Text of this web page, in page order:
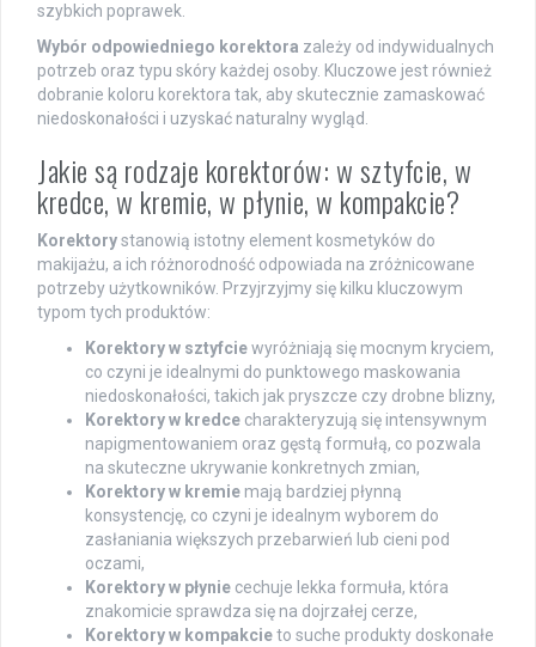
szybkich poprawek.
Wybór odpowiedniego korektora zależy od indywidualnych
potrzeb oraz typu skóry każdej osoby. Kluczowe jest również
dobranie koloru korektora tak, aby skutecznie zamaskować
niedoskonałości i uzyskać naturalny wygląd.
Jakie są rodzaje korektorów: w sztyfcie, w
kredce, w kremie, w płynie, w kompakcie?
Korektorystanowią istotny element kosmetyków do
makijażu, a ich różnorodność odpowiada na zróżnicowane
potrzeby użytkowników. Przyjrzyjmy się kilku kluczowym
typom tych produktów:
Korektory w sztyfciewyróżniają się mocnym kryciem,
co czyni je idealnymi do punktowego maskowania
niedoskonałości, takich jak pryszcze czy drobne blizny,
Korektory w kredce charakteryzują się intensywnym
napigmentowaniem oraz gęstą formułą, co pozwala
na skuteczne ukrywanie konkretnych zmian,
Korektory w kremie mają bardziej płynną
konsystencję, co czyni je idealnym wyborem do
zasłaniania większych przebarwień lub cieni pod
oczami,
Korektory w płynie cechuje lekka formuła, która
znakomicie sprawdza się na dojrzałej cerze,
Korektory w kompakcieto suche produkty doskonałe